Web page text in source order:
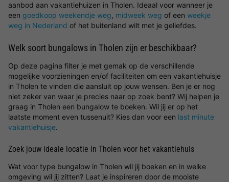
aanbod aan vakantiehuizen in Tholen. Ideaal voor wanneer je
een goedkoop weekendje weg, midweek weg of een weekje
weg in Nederland of het buitenland wilt met je geliefdes.
Welk soort bungalows in Tholen zijn er beschikbaar?
Op deze pagina filter je met gemak op de verschillende
mogelijke voorzieningen en/of faciliteiten om een vakantiehuisje
in Tholen te vinden die aansluit op jouw wensen. Ben je er nog
niet zeker van waar je precies naar op zoek bent? Wij helpen je
graag in Tholen een bungalow te boeken. Wil jij er op het
laatste moment even tussenuit? Kies dan voor een last minute
vakantiehuisje.
Zoek jouw ideale locatie in Tholen voor het vakantiehuis
Wat voor type bungalow in Tholen wil jij boeken en in welke
omgeving wil jij zitten? Laat je inspireren door de mooiste